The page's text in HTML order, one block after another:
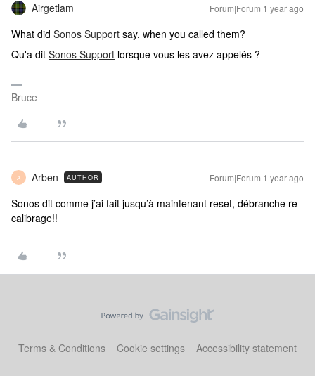
Airgetlam Forum|Forum|1 year ago
What did Sonos Support say, when you called them?
Qu'a dit Sonos Support lorsque vous les avez appelés ?
Bruce
A Arben AUTHOR Forum|Forum|1 year ago
Sonos dit comme j’ai fait jusqu’à maintenant reset, débranche re
calibrage!!
Terms & Conditions Cookie settings Accessibility statement